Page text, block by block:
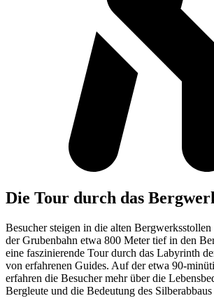
Die Tour durch das
Besucher steigen in die alten
der Grubenbahn etwa 800 Meter tief in den
eine faszinierende Tour durch das Labyrinth
von erfahrenen Guides. Auf der etwa 90-
erfahren die Besucher mehr über die
Bergleute und die Bedeutung des